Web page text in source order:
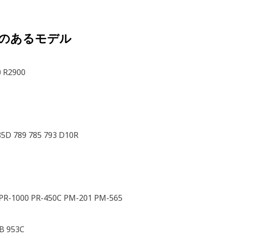
あるモデル
R2900
789 785 793 D10R
1000 PR-450C PM-201 PM-565
953C